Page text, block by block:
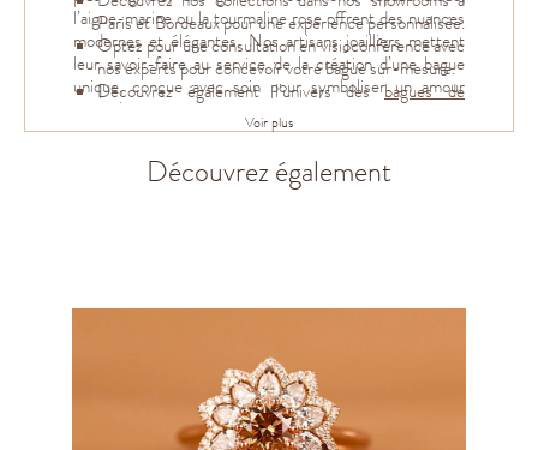
l’aigue-marine ou la tourmaline rose offrent des nuances
modernes et élégantes. Nos artisans joailliers mettent
leur savoir-faire au service de la création d’une bague
unique, conçue avec soin pour symboliser un amour
éternel.
Paris et Bordeaux pour une expérience personnalisée.
Optez pour une consultation en visioconférence avec
nos experts pour concevoir votre bague sur-mesure.
Découvrez également l’univers desbagues de
fiançailles taille émeraude
et laissez-vous séduire par
l’élégance et le savoir-faire intemporel de Salmon
Voir plus
Découvrez également